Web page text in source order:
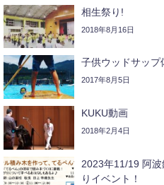
相生祭り!
2018年8月16日
子供ウッドサップ
2017年8月5日
KUKU動画
2018年2月4日
2023年11/19 阿波
りイベント！